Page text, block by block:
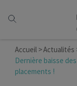
Accueil
Actualités
Dernière baisse
placements !